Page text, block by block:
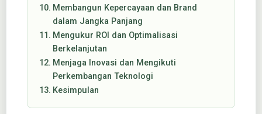
Membangun Kepercayaan dan Brand
dalam Jangka Panjang
Mengukur ROI dan Optimalisasi
Berkelanjutan
Menjaga Inovasi dan Mengikuti
Perkembangan Teknologi
Kesimpulan